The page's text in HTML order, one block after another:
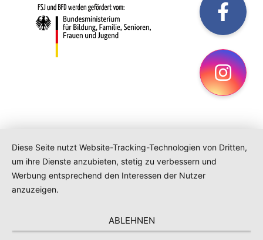
Diese Seite nutzt Website-Tracking-Technologien von Dritten,
um ihre Dienste anzubieten, stetig zu verbessern und
Werbung entsprechend den Interessen der Nutzer
anzuzeigen.
ABLEHNEN